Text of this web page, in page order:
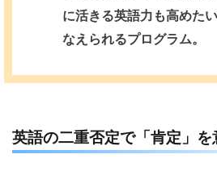
に活きる英語力も高めた
なえられるプログラム。
英語の二重否定で「肯定」